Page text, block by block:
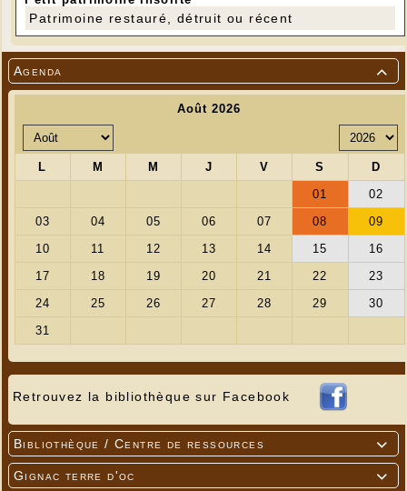

Agenda
Retrouvez la bibliothèque sur Facebook

Bibliothèque / Centre de ressources

Gignac terre d'oc
Patrimoine restauré, détruit ou récent